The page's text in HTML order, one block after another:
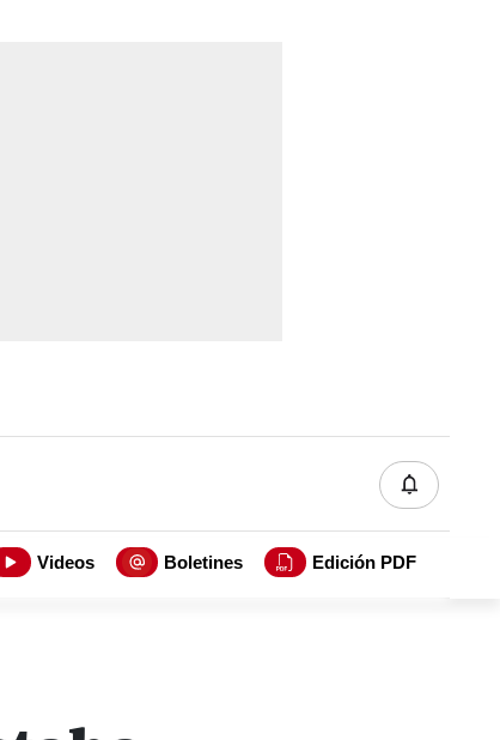
Videos Boletines Edición PDF